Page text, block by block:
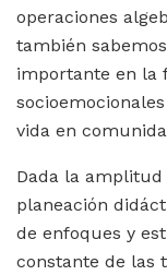
operaciones
también
importante en la
vida en
Dada la amplitud
planeación
de enfoques y
constante de las